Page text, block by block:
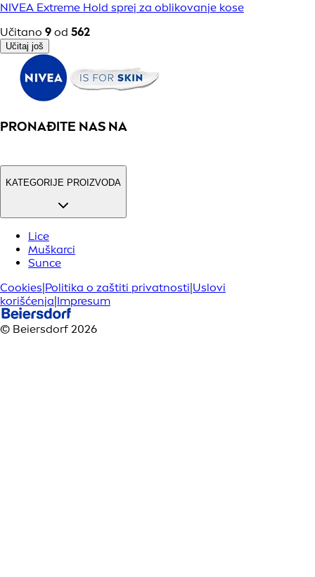
NIVEA Extreme Hold sprej za oblikovanje kose
Učitano 9 od 562
Učitaj još
PRONAĐITE NAS NA
KATEGORIJE PROIZVODA
Lice
Muškarci
Sunce
Cookies|Politika o zaštiti privatnosti|Uslovi
korišćenja|Impresum
© Beiersdorf 2026